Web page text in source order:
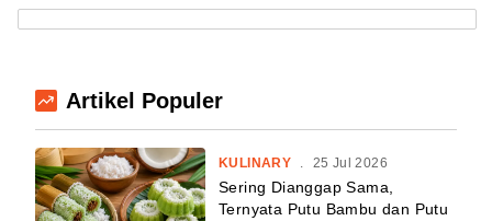
Artikel Populer
KULINARY . 25 Jul 2026
Sering Dianggap Sama,
Ternyata Putu Bambu dan Putu